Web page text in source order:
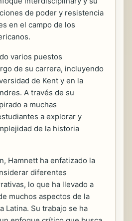
de poder y resistencia
en el campo de los
varios puestos
de su carrera, incluyendo
de Kent y en la
A través de su
a muchas
a explorar y
de la historia
Hamnett ha enfatizado la
diferentes
lo que ha llevado a
muchos aspectos de la
Latina. Su trabajo se ha